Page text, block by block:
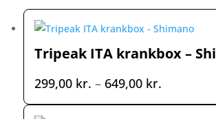
Tripeak ITA krankbox –
299,00 kr. – 649,00 kr.
299,00